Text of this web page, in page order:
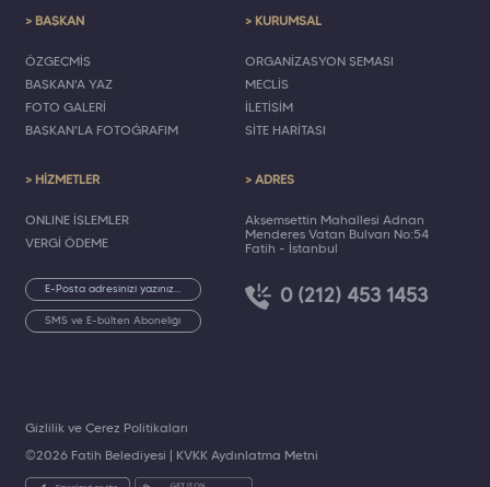
> BAŞKAN
ÖZGEÇMİŞ
BAŞKAN'A YAZ
FOTO GALERİ
BAŞKAN'LA FOTOĞRAFIM
> KURUMSAL
ORGANİZASYON ŞEMASI
MECLİS
İLETİŞİM
SİTE HARİTASI
> HİZMETLER
ONLINE İŞLEMLER
VERGİ ÖDEME
SMS ve E-bülten Aboneliği
> ADRES
Akşemsettin Mahallesi Adnan
Menderes Vatan Bulvarı No:54
Fatih - İstanbul
0 (212) 453 1453
©2026 Fatih Belediyesi | KVKK Aydınlatma Metni
Gizlilik ve Çerez Politikaları